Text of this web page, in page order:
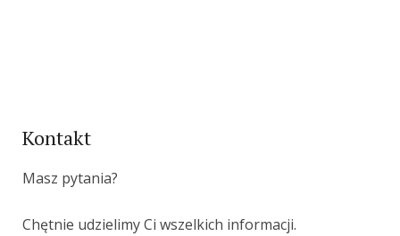
Kontakt
Masz pytania?
Chętnie udzielimy Ci wszelkich informacji.